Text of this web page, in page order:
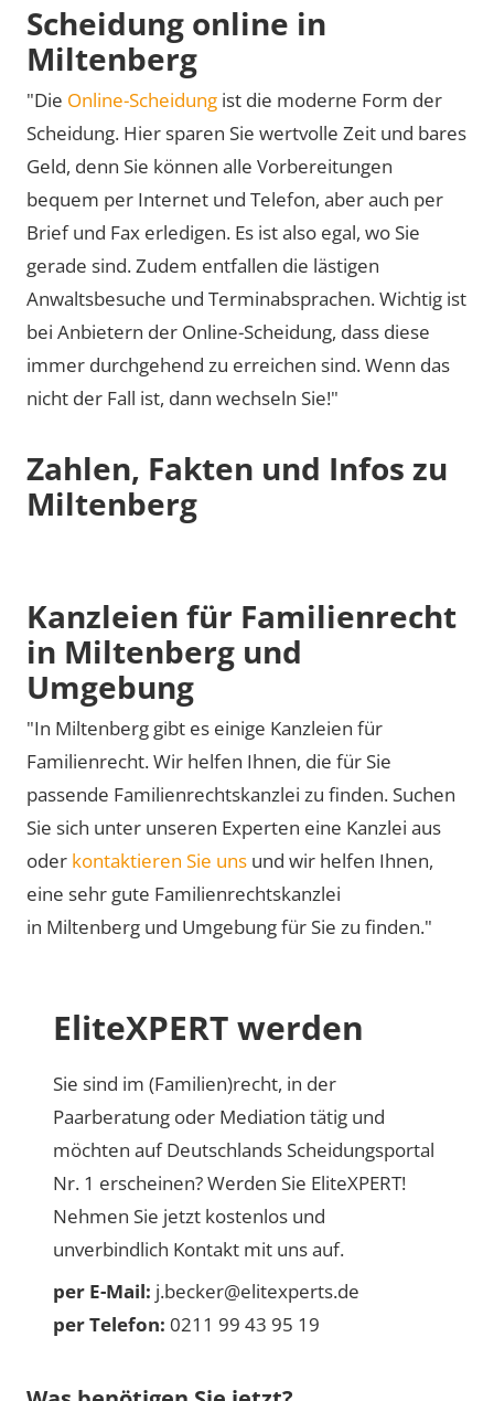
Scheidung online in
Miltenberg
"Die Online-Scheidung ist die moderne Form der
Scheidung. Hier sparen Sie wertvolle Zeit und bares
Geld, denn Sie können alle Vorbereitungen
bequem per Internet und Telefon, aber auch per
Brief und Fax erledigen. Es ist also egal, wo Sie
gerade sind. Zudem entfallen die lästigen
Anwaltsbesuche und Terminabsprachen. Wichtig ist
bei Anbietern der Online-Scheidung, dass diese
immer durchgehend zu erreichen sind. Wenn das
nicht der Fall ist, dann wechseln Sie!"
Zahlen, Fakten und Infos zu
Miltenberg
Kanzleien für Familienrecht
in Miltenberg und
Umgebung
"In Miltenberg gibt es einige Kanzleien für
Familienrecht. Wir helfen Ihnen, die für Sie
passende Familienrechtskanzlei zu finden. Suchen
Sie sich unter unseren Experten eine Kanzlei aus
oder kontaktieren Sie uns und wir helfen Ihnen,
eine sehr gute Familienrechtskanzlei
in Miltenberg und Umgebung für Sie zu finden."
EliteXPERT werden
Sie sind im (Familien)recht, in der
Paarberatung oder Mediation tätig und
möchten auf Deutschlands Scheidungsportal
Nr. 1 erscheinen? Werden Sie EliteXPERT!
Nehmen Sie jetzt kostenlos und
unverbindlich Kontakt mit uns auf.
per E-Mail: j.becker@elitexperts.de
per Telefon: 0211 99 43 95 19